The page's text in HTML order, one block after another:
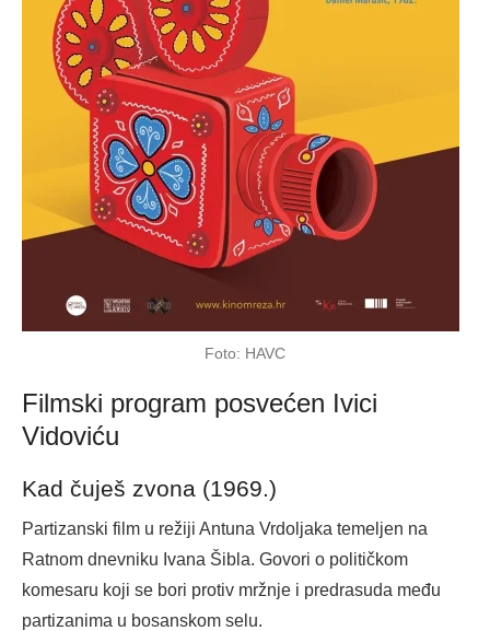
Foto: HAVC
Filmski program posvećen Ivici
Vidoviću
Kad čuješ zvona (1969.)
Partizanski film u režiji Antuna Vrdoljaka temeljen na
Ratnom dnevniku Ivana Šibla. Govori o političkom
komesaru koji se bori protiv mržnje i predrasuda među
partizanima u bosanskom selu.